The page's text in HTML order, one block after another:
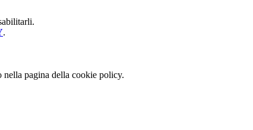
.
nella pagina della cookie policy.